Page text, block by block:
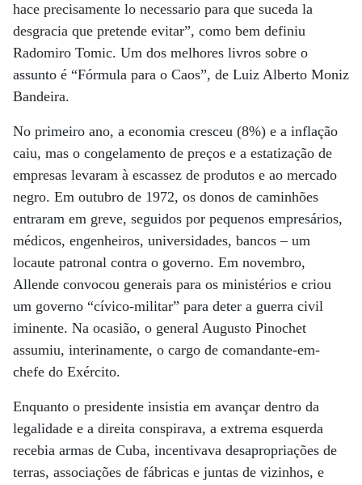
hace precisamente lo necessario para que suceda la
desgracia que pretende evitar”, como bem definiu
Radomiro Tomic. Um dos melhores livros sobre o
assunto é “Fórmula para o Caos”, de Luiz Alberto Moniz
Bandeira.
No primeiro ano, a economia cresceu (8%) e a inflação
caiu, mas o congelamento de preços e a estatização de
empresas levaram à escassez de produtos e ao mercado
negro. Em outubro de 1972, os donos de caminhões
entraram em greve, seguidos por pequenos empresários,
médicos, engenheiros, universidades, bancos – um
locaute patronal contra o governo. Em novembro,
Allende convocou generais para os ministérios e criou
um governo “cívico-militar” para deter a guerra civil
iminente. Na ocasião, o general Augusto Pinochet
assumiu, interinamente, o cargo de comandante-em-
chefe do Exército.
Enquanto o presidente insistia em avançar dentro da
legalidade e a direita conspirava, a extrema esquerda
recebia armas de Cuba, incentivava desapropriações de
terras, associações de fábricas e juntas de vizinhos, e